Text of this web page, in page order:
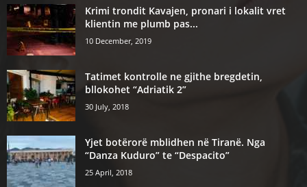
Krimi trondit Kavajen, pronari i lokalit vret
klientin me plumb pas...
10 December, 2019
Tatimet kontrolle ne gjithe bregdetin,
bllokohet “Adriatik 2”
30 July, 2018
Yjet botërorë mblidhen në Tiranë. Nga
“Danza Kuduro” te “Despacito”
25 April, 2018